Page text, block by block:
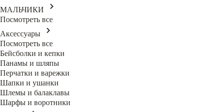
МАЛЬЧИКИ
Посмотреть все
Аксессуары
Посмотреть все
Бейсболки и кепки
Панамы и шляпы
Перчатки и варежки
Шапки и ушанки
Шлемы и балаклавы
Шарфы и воротники